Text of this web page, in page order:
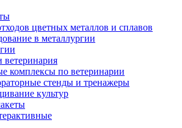
цветных металлов и сплавов
в металлургии
ветеринария
комплексы по ветеринарии
стенды и тренажеры
культур